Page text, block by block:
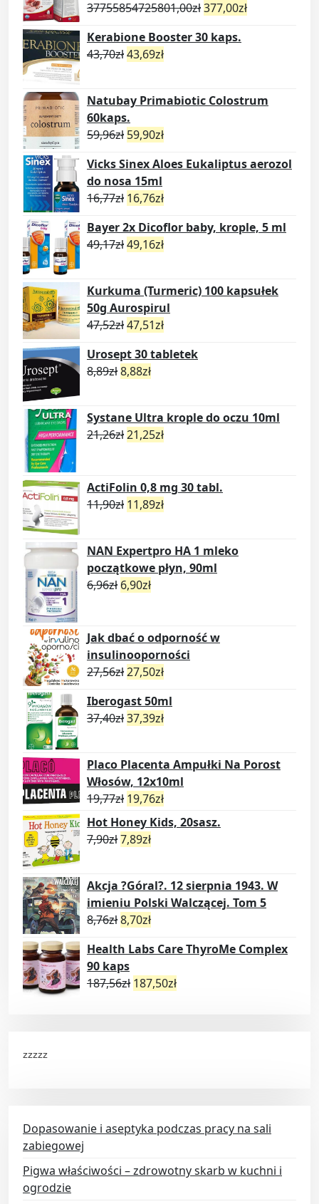
37755854725801,00zł377,00zł
Kerabione Booster 30 kaps.
43,70zł43,69zł
Natubay Primabiotic Colostrum
60kaps.
59,96zł 59,90zł
Vicks Sinex Aloes Eukaliptus aerozol
do nosa 15ml
16,77zł 16,76zł
Bayer 2x Dicoflor baby, krople, 5 ml
49,17zł49,16zł
Kurkuma (Turmeric) 100 kapsułek
50g Aurospirul
47,52zł47,51zł
Urosept 30 tabletek
8,89zł8,88zł
Systane Ultra krople do oczu 10ml
21,26zł21,25zł
ActiFolin 0,8 mg 30 tabl.
11,90zł 11,89zł
NAN Expertpro HA 1 mleko
początkowe płyn, 90ml
6,96zł 6,90zł
Jak dbać o odporność w
insulinooporności
27,56zł27,50zł
Iberogast 50ml
37,40zł37,39zł
Placo Placenta Ampułki Na Porost
Włosów, 12x10ml
19,77zł 19,76zł
Hot Honey Kids, 20sasz.
7,90zł7,89zł
Akcja ?Góral?. 12 sierpnia 1943. W
imieniu Polski Walczącej. Tom 5
8,76zł8,70zł
Health Labs Care ThyroMe Complex
90 kaps
187,56zł 187,50zł
zzzzz
Dopasowanie i aseptyka podczas pracy na sali
zabiegowej
Pigwa właściwości – zdrowotny skarb w kuchni i
ogrodzie